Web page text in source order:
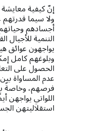
إنّ كيفية معايشة
ولا سيما
أجسادهم
التنمية
يواجهون عوائق
وبلوغهم كامل
الحصول على
عدم المساواة
فرصهم، وخاصةً
اللواتي يواجهن
استقلاليتهن